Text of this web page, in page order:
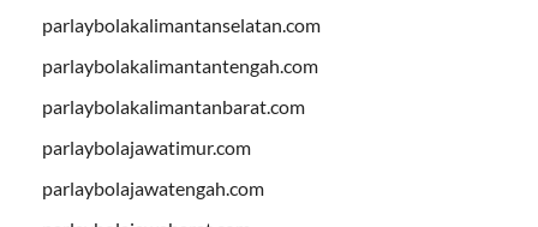
parlaybolakalimantanselatan.com
parlaybolakalimantantengah.com
parlaybolakalimantanbarat.com
parlaybolajawatimur.com
parlaybolajawatengah.com